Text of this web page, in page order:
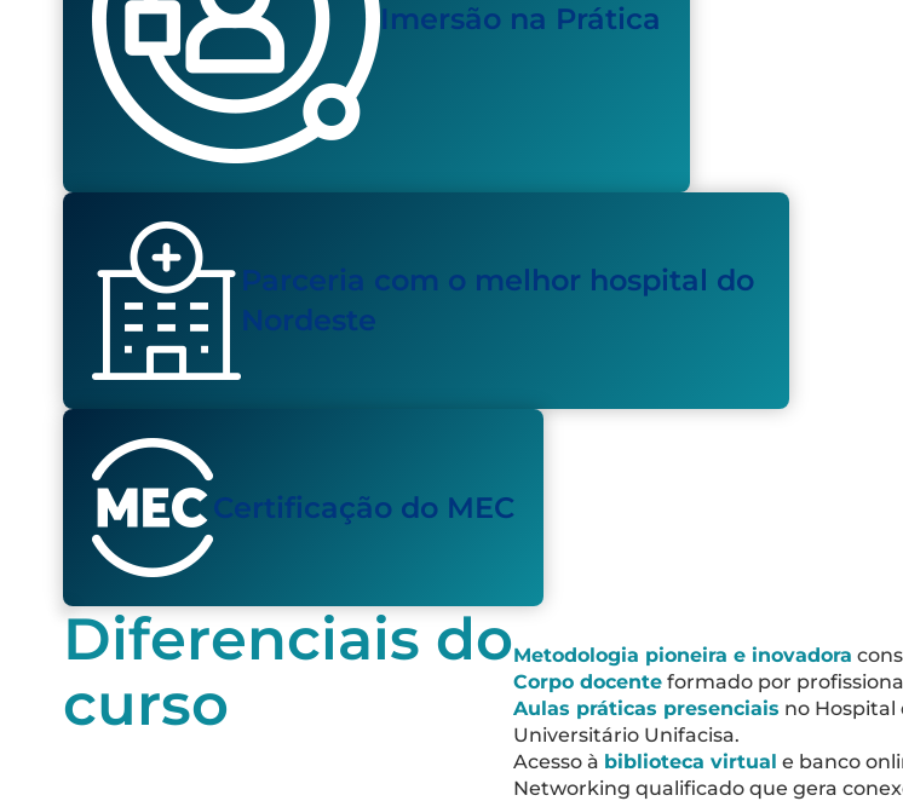
Imersão na Prática
Parceria com o melhor hospital do
Nordeste
Certificação do MEC
metodologia
Diferenciais do
curso
Metodologia pioneira e inovadora
Corpo docente formado por
Aulas práticas presenciais no Hospital
Universitário Unifacisa.
Acesso à biblioteca virtual e banco
Networking qualificado que gera